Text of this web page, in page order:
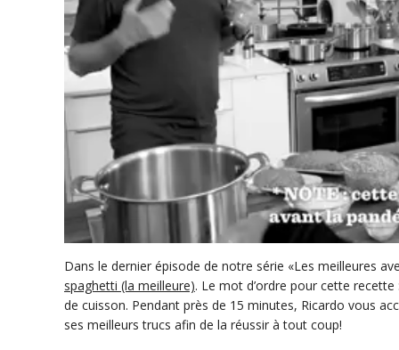
s
c
o
n
d
Dans le dernier épisode de notre série «Les meilleures
spaghetti (la meilleure). Le mot d’ordre pour cette
de cuisson. Pendant près de 15 minutes, Ricardo vous
ses meilleurs trucs afin de la réussir à tout coup!